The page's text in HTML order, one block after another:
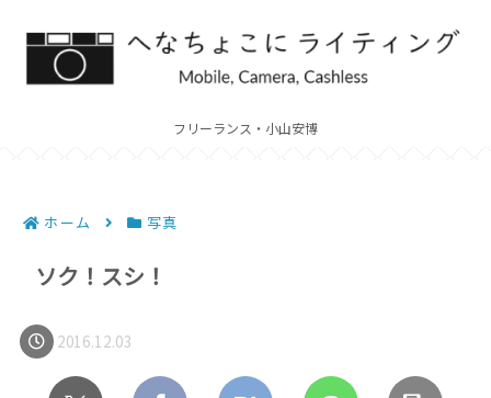
フリーランス・小山安博
ホーム 写真
ソク！スシ！
2016.12.03